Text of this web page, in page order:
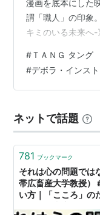
漫画を底本にした
謂「職人」の印象
キミのいる未来へ-
ほぼほぼで本作の
《くちびるに歌を
か。 あ、次作の《
来は玉石混交、良
あり。 で、まぁ
#ＴＡＮＧ タング
#デボラ・インス
ネットで話題
781 ブックマーク
それは心の問題では
帯広畜産大学教授）
い方｜「こころ」の